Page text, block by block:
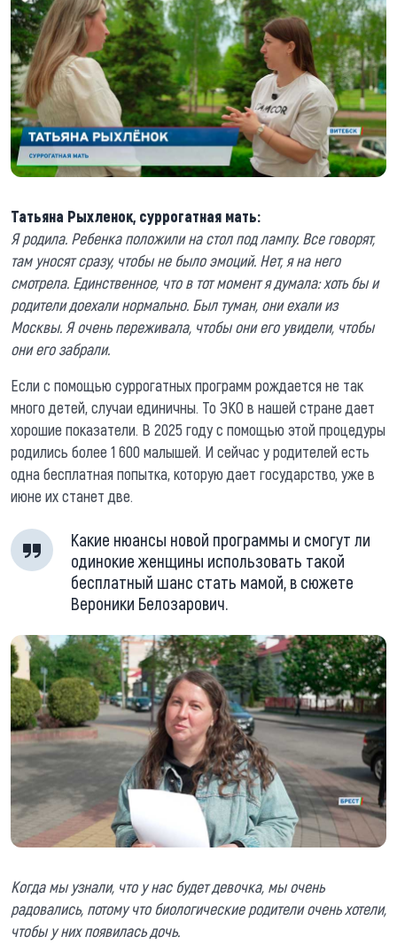
Татьяна Рыхленок, суррогатная мать:
Я родила. Ребенка положили на стол под лампу. Все говорят,
там уносят сразу, чтобы не было эмоций. Нет, я на него
смотрела. Единственное, что в тот момент я думала: хоть бы и
родители доехали нормально. Был туман, они ехали из
Москвы. Я очень переживала, чтобы они его увидели, чтобы
они его забрали.
Если с помощью суррогатных программ рождается не так
много детей, случаи единичны. То ЭКО в нашей стране дает
хорошие показатели. В 2025 году с помощью этой процедуры
родились более 1 600 малышей. И сейчас у родителей есть
одна бесплатная попытка, которую дает государство, уже в
июне их станет две.
Какие нюансы новой программы и смогут ли
одинокие женщины использовать такой
бесплатный шанс стать мамой, в сюжете
Вероники Белозарович.
Когда мы узнали, что у нас будет девочка, мы очень
радовались, потому что биологические родители очень хотели,
чтобы у них появилась дочь.